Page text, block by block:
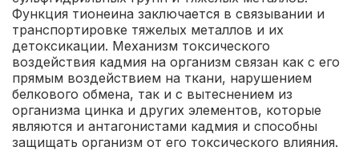
Функция тионеина заключается в связывании и
транспортировке тяжелых металлов и их
детоксикации. Механизм токсического
воздействия кадмия на организм связан как с его
прямым воздействием на ткани, нарушением
белкового обмена, так и с вытеснением из
организма цинка и других элементов, которые
являются и антагонистами кадмия и способны
защищать организм от его токсического влияния.